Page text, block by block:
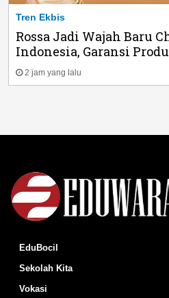
Tren Ekbis
Rossa Jadi Wajah Baru
Indonesia, Garansi
2 jam yang lalu
EduBocil
Sekolah Kita
Vokasi